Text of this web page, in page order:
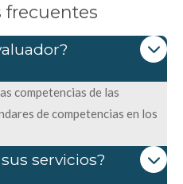
frecuentes
competencias de las
de competencias en los
servicios?